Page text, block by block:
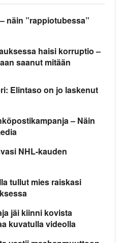
näin ”rappiotubessa”
haisi korruptio –
saanut mitään
Elintaso on jo laskenut
– Näin
NHL-kauden
tullut mies raiskasi
jäi kiinni kovista
kuvatulla videolla